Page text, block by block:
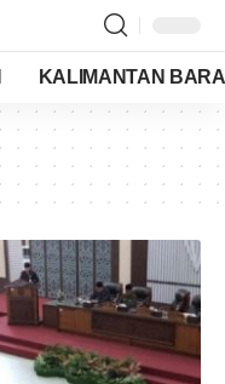
KALIMANTAN